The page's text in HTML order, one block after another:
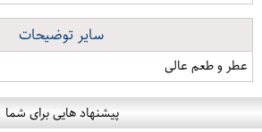
سایر توضیحات
عطر و طعم عالی
پیشنهاد هایی برای شما